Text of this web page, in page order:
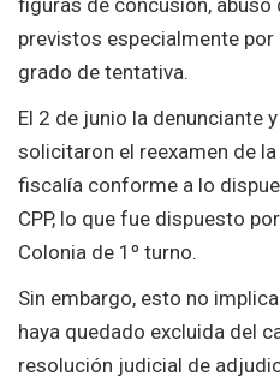
previstos especialmente por
grado de tentativa.
El 2 de junio la denunciante
solicitaron el reexamen de
fiscalía conforme a lo
CPP, lo que fue dispuesto
Colonia de 1º turno.
Sin embargo, esto no
haya quedado excluida del
resolución judicial de